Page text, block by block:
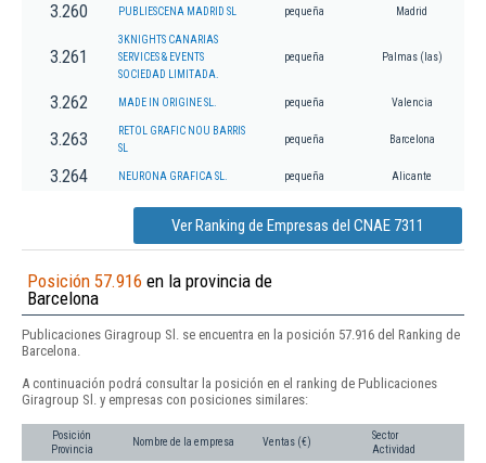
3.260 PUBLIESCENA MADRID SL pequeña Madrid
3.261
3KNIGHTS CANARIAS
SERVICES & EVENTS
SOCIEDAD LIMITADA.
pequeña Palmas (las)
3.262 MADE IN ORIGINE SL. pequeña Valencia
3.263
RETOL GRAFIC NOU BARRIS
SL
pequeña Barcelona
3.264 NEURONA GRAFICA SL. pequeña Alicante
Ver Ranking de Empresas del CNAE 7311
Posición 57.916 en la provincia de
Barcelona
Publicaciones Giragroup Sl. se encuentra en la posición 57.916 del Ranking de
Barcelona.
A continuación podrá consultar la posición en el ranking de Publicaciones
Giragroup Sl. y empresas con posiciones similares:
Posición
Provincia
Nombre de la empresa Ventas (€)
Sector
Actividad